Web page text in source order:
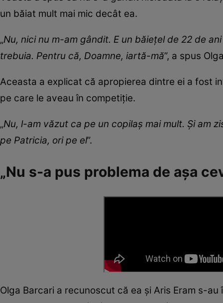
un băiat mult mai mic decât ea.
„Nu, nici nu m-am gândit. E un băiețel de 22 de
trebuia. Pentru că, Doamne, iartă-mă”, a spus
Aceasta a explicat că apropierea dintre ei a fost
pe care le aveau în competiție.
„Nu, l-am văzut ca pe un copilaș mai mult. Și am
pe Patricia, ori pe el”.
„Nu s-a pus problema de așa
Olga Barcari a recunoscut că ea și Aris Eram s-